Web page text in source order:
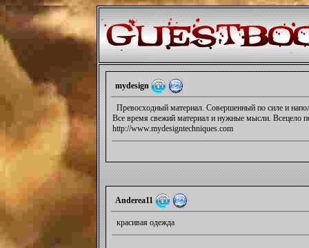
mydesign
Превосходный материал. Совершенный по силе и
Все время свежий материал и нужные мысли. Всецело
http://www.mydesigntechniques.com
Anderea11
красивая одежда